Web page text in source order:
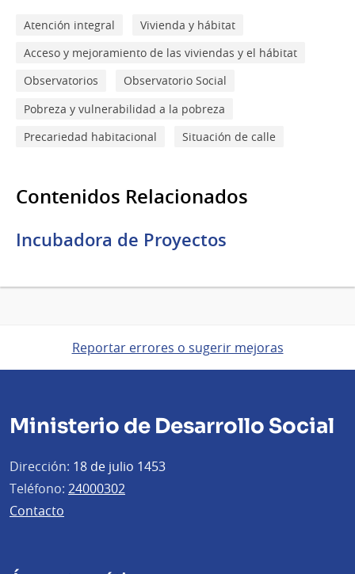
Atención integral
Vivienda y hábitat
Acceso y mejoramiento de las viviendas y el hábitat
Observatorios
Observatorio Social
Pobreza y vulnerabilidad a la pobreza
Precariedad habitacional
Situación de calle
Contenidos Relacionados
Incubadora de Proyectos
Reportar errores o sugerir mejoras
Ministerio de Desarrollo Social
Dirección: 18 de julio 1453
Teléfono: 24000302
Contacto